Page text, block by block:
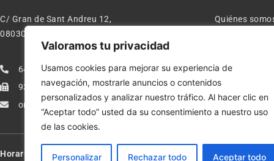
Valoramos tu privacidad
Usamos cookies para mejorar su experiencia de
navegación, mostrarle anuncios o contenidos
personalizados y analizar nuestro tráfico. Al hacer clic en
“Aceptar todo” usted da su consentimiento a nuestro uso
de las cookies.
Personalizar Rechazar todo Aceptar todo
C/ Gran de Sant Andreu 12,
08030 – Barcelona España
640277962
933113005
orientexpressmodelismo@gmail.com
Quiénes
Condiciones
Política de
Política de
Horario: Lun-Vie de 10:00-13:30 y 17:00-20:00 – Sáb de 10:00-13:30